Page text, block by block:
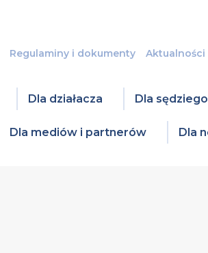
Regulaminy i dokumenty Aktualności
Dla działacza Dla sędziego
Dla mediów i partnerów Dla